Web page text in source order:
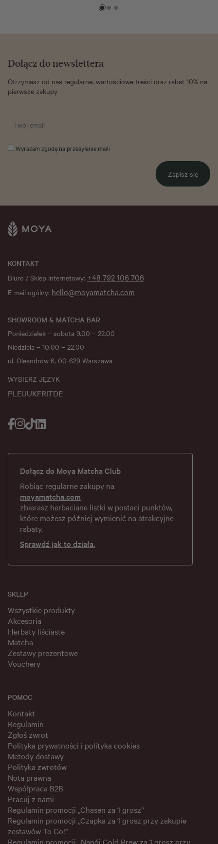
Dołącz do newslettera
Otrzymasz od nas regularne, wartościowe treści oraz rabat 10% na
pierwsze zakupy
Wyrażam zgodę na przesyłanie maili
Zapisz się
KONTAKT
Biuro / Sklep internetowy: +48 792 106 706
E-mail ogólny: hello@moyamatcha.com
SHOWROOM & MATCHA BAR
Poniedziałek – sobota 9.00 – 22.00
Niedziela – 10.00 – 22.00
ul. Oleandrów 6, 00-629 Warszawa
WYBIERZ JĘZYK
PL EUUKFRITDE
SKLEP
Wszystkie produkty
Akcesoria
Herbaty liściaste
Matcha
Zestawy prezentowe
Vouchery
POMOC
Kontakt
Regulamin
Zgłoś zwrot
Polityka prywatności i polityka cookies
Metody dostawy
Polityka zwrotów
Nota prawna
Współpraca B2B
Pracuj z nami
Regulamin promocji „Chasen za 1 grosz”
Regulamin promocji „Czapka za 1 grosz przy zakupie
zestawów To Go!”
Regulamin promocji „Napój Cold Brew za 1 grosz przy
Dołącz do Moya Matcha Club
Robiąc regularne zakupy na
moyamatcha.com
zbierasz herbaciane listki w postaci punktów,
które możesz później wymienić na atrakcyjne
rabaty.
Sprawdź jak to działa.